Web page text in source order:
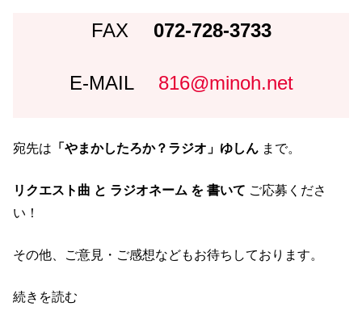
FAX 072-728-3733
E-MAIL 816@minoh.net
宛先は 「やまかしたろか？ラジオ」ゆしん まで。
リクエスト曲 と ラジオネーム を 書いて ご応募くださ
い！
その他、ご意見・ご感想などもお待ちしております。
続きを読む